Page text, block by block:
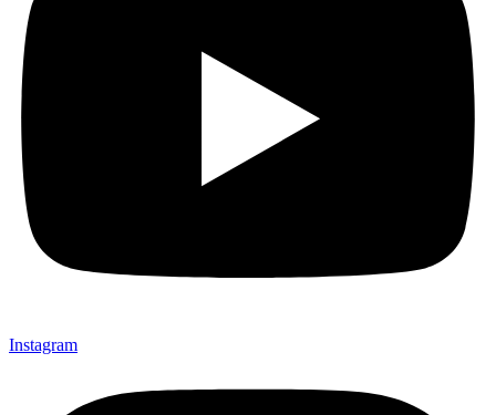
Instagram